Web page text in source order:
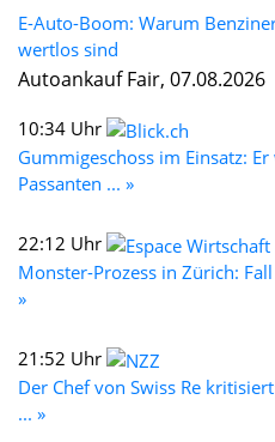
E-Auto-Boom: Warum
wertlos sind
Autoankauf Fair, 07.08.2026
10:34 Uhr
Gummigeschoss im Einsatz:
Passanten ... »
22:12 Uhr
Monster-Prozess in Zürich:
»
21:52 Uhr
Der Chef von Swiss Re
... »